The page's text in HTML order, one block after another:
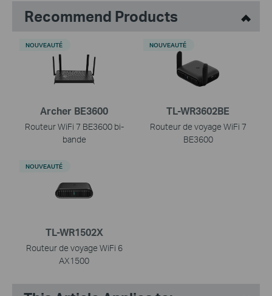
Recommend Products
Archer BE3600
Routeur WiFi 7 BE3600 bi-
bande
NOUVEAUTÉ
TL-WR3602BE
Routeur de voyage WiFi 7
BE3600
NOUVEAUTÉ
TL-WR1502X
Routeur de voyage WiFi 6
AX1500
NOUVEAUTÉ